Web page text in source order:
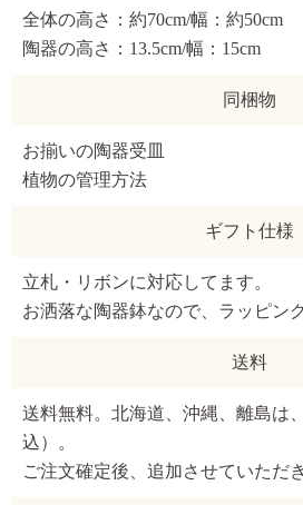
全体の高さ：約70cm/幅：約50cm
陶器の高さ：13.5cm/幅：15cm
同梱物
お揃いの陶器受皿
植物の管理方法
ギフト仕様
立札・リボンに対応してます。
お洒落な陶器鉢なので、ラッピン
送料
送料無料。北海道、沖縄、離島は
込）。
ご注文確定後、追加させていただ